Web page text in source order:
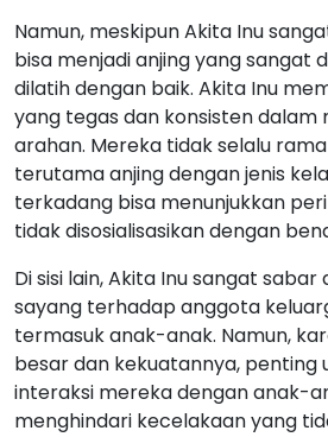
Namun, meskipun Akita Inu
bisa menjadi anjing yang sangat
dilatih dengan baik. Akita Inu
yang tegas dan konsisten dalam
arahan. Mereka tidak selalu
terutama anjing dengan jenis
terkadang bisa menunjukkan
tidak disosialisasikan dengan
Di sisi lain, Akita Inu sangat sabar
sayang terhadap anggota
termasuk anak-anak. Namun,
besar dan kekuatannya, penting
interaksi mereka dengan anak-
menghindari kecelakaan yang